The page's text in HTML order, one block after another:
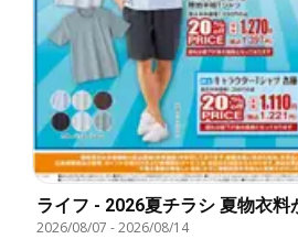
ライフ - 2026夏チラシ 夏物衣料
2026/08/07 -2026/08/14